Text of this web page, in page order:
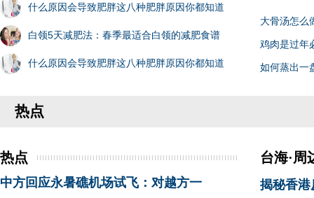
什么原因会导致肥胖这八种肥胖原因你都知道
白领5天减肥法：春季最适合白领的减肥食谱
什么原因会导致肥胖这八种肥胖原因你都知道
大骨汤怎么
鸡肉是过年
如何蒸出一
热点
热点
中方回应永暑礁机场试飞：对越方一
台海·周
揭秘香港